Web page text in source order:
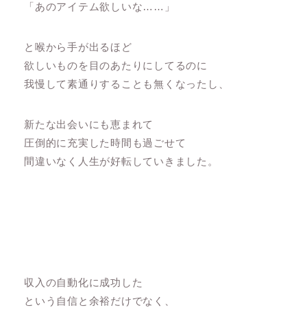
「あのアイテム欲しいな……」
と喉から手が出るほど
欲しいものを目のあたりにしてるのに
我慢して素通りすることも無くなったし、
新たな出会いにも恵まれて
圧倒的に充実した時間も過ごせて
間違いなく人生が好転していきました。
収入の自動化に成功した
という自信と余裕だけでなく、